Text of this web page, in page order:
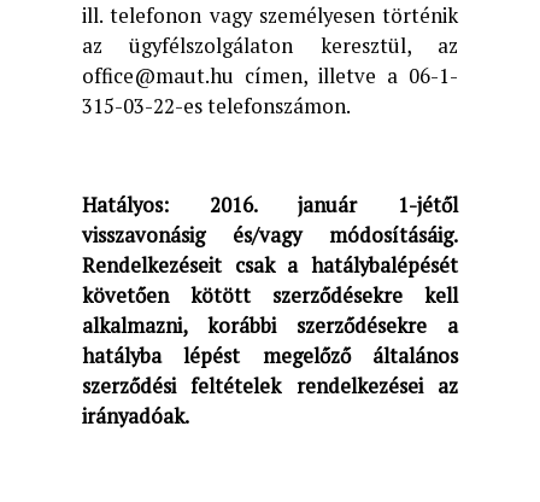
ill. telefonon vagy személyesen történik
az ügyfélszolgálaton keresztül, az
office@maut.hu címen, illetve a 06-1-
315-03-22-es telefonszámon.
Hatályos: 2016. január 1-jétől
visszavonásig és/vagy módosításáig.
Rendelkezéseit csak a hatálybalépését
követően kötött szerződésekre kell
alkalmazni, korábbi szerződésekre a
hatályba lépést megelőző általános
szerződési feltételek rendelkezései az
irányadóak.